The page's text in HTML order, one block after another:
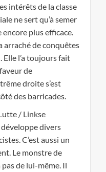
intérêts de la classe
ne sert qu’à semer
plus efficace.
arraché de conquêtes
Elle l’a toujours fait
de
droite s’est
des barricades.
/ Linkse
divers
C’est aussi un
Le monstre de
de lui-même. Il